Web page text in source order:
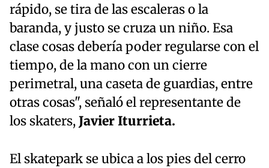
rápido, se tira de las escaleras o la
baranda, y justo se cruza un niño. Esa
clase cosas debería poder regularse con el
tiempo, de la mano con un cierre
perimetral, una caseta de guardias, entre
otras cosas", señaló el representante de
los skaters,Javier Iturrieta.
El skatepark se ubica a los pies del cerro